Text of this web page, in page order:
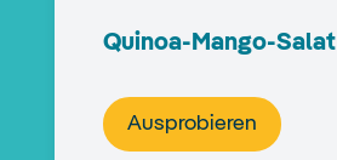
Quinoa-Mango-Salat
Ausprobieren